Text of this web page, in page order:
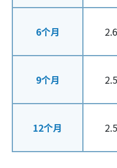
6个月
9个月
12个月